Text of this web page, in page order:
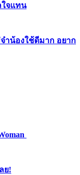
ใจแทน
จ๋าน้องใช้ดีมาก อยาก
ย!